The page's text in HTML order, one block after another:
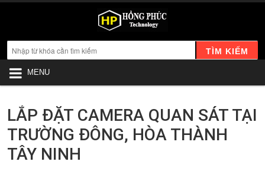
TÌM KIẾM
MENU
LẮP ĐẶT CAMERA QUAN SÁT TẠI
TRƯỜNG ĐÔNG, HÒA THÀNH
TÂY NINH